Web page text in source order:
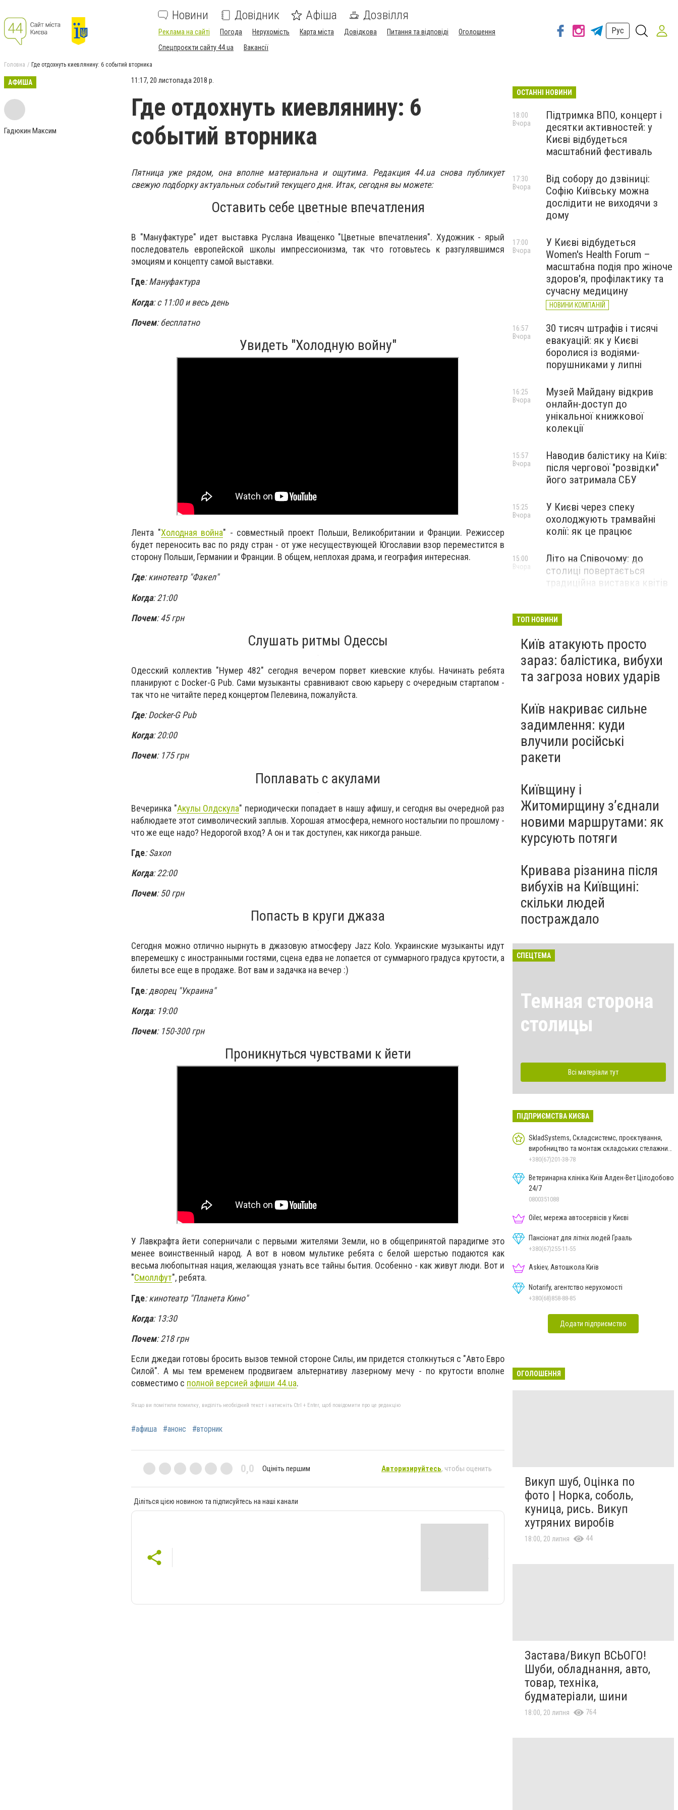
Новини Довідник Афіша Дозвілля
Реклама на сайті Погода Нерухомість Карта міста Довідкова Питання та відповіді
Оголошення
Спецпроєкти сайту 44.ua
Вакансії
Рус
Головна Где отдохнуть киевлянину: 6 событий вторника
АФИША
Гадюкин Максим
11:17, 20 листопада 2018 р.
Где отдохнуть киевлянину: 6
событий вторника
Пятница уже рядом, она вполне материальна и ощутима. Редакция 44.ua снова публикует
свежую подборку актуальных событий текущего дня. Итак, сегодня вы можете:
Оставить себе цветные впечатления
В "Мануфактуре" идет выставка Руслана Иващенко "Цветные впечатления". Художник - ярый
последователь европейской школы импрессионизма, так что готовьтесь к разгулявшимся
эмоциям и концепту самой выставки.
Где: Мануфактура
Когда: с 11:00 и весь день
Почем: бесплатно
Увидеть "Холодную войну"
Лента "Холодная война" - совместный проект Польши, Великобритании и Франции. Режиссер
будет переносить вас по ряду стран - от уже несуществующей Югославии взор переместится в
сторону Польши, Германии и Франции. В общем, неплохая драма, и география интересная.
Где: кинотеатр "Факел"
Когда: 21:00
Почем: 45 грн
Слушать ритмы Одессы
Одесский коллектив "Нумер 482" сегодня вечером порвет киевские клубы. Начинать ребята
планируют с Docker-G Pub. Сами музыканты сравнивают свою карьеру с очередным стартапом -
так что не читайте перед концертом Пелевина, пожалуйста.
Где: Docker-G Pub
Когда: 20:00
Почем: 175 грн
Поплавать с акулами
Вечеринка "Акулы Олдскула" периодически попадает в нашу афишу, и сегодня вы очередной раз
наблюдаете этот символический заплыв. Хорошая атмосфера, немного ностальгии по прошлому -
что же еще надо? Недорогой вход? А он и так доступен, как никогда раньше.
Где: Saxon
Когда: 22:00
Почем: 50 грн
Попасть в круги джаза
Сегодня можно отлично нырнуть в джазовую атмосферу Jazz Kolo. Украинские музыканты идут
вперемешку с иностранными гостями, сцена едва не лопается от суммарного градуса крутости, а
билеты все еще в продаже. Вот вам и задачка на вечер :)
Где: дворец "Украина"
Когда: 19:00
Почем: 150-300 грн
Проникнуться чувствами к йети
У Лавкрафта йети соперничали с первыми жителями Земли, но в общепринятой парадигме это
менее воинственный народ. А вот в новом мультике ребята с белой шерстью подаются как
весьма любопытная нация, желающая узнать все тайны бытия. Особенно - как живут люди. Вот и
"Смоллфут", ребята.
Где: кинотеатр "Планета Кино"
Когда: 13:30
Почем: 218 грн
Если джедаи готовы бросить вызов темной стороне Силы, им придется столкнуться с "Авто Евро
Силой". А мы тем временем продвигаем альтернативу лазерному мечу - по крутости вполне
совместимо с полной версией афиши 44.ua.
Якщо ви помітили помилку, виділіть необхідний текст і натисніть Ctrl + Enter, щоб повідомити про це редакцію
#афиша #анонс #вторник
0,0 Оцініть першим Авторизируйтесь, чтобы оценить
Діліться цією новиною та підписуйтесь на наші канали
ОСТАННІ НОВИНИ
Підтримка ВПО, концерт і
десятки активностей: у
Києві відбудеться
масштабний фестиваль
18:00
Вчора
Від собору до дзвіниці:
Софію Київську можна
дослідити не виходячи з
дому
17:30
Вчора
У Києві відбудеться
Women's Health Forum –
масштабна подія про жіноче
здоров'я, профілактику та
сучасну медицину
НОВИНИ КОМПАНІЙ
17:00
Вчора
30 тисяч штрафів і тисячі
евакуацій: як у Києві
боролися із водіями-
порушниками у липні
16:57
Вчора
Музей Майдану відкрив
онлайн-доступ до
унікальної книжкової
колекції
16:25
Вчора
Наводив балістику на Київ:
після чергової "розвідки"
його затримала СБУ
15:57
Вчора
У Києві через спеку
охолоджують трамвайні
колії: як це працює
15:25
Вчора
Літо на Співочому: до
столиці повертається
традиційна виставка квітів
15:00
Вчора
ТОП НОВИНИ
Київ атакують просто
зараз: балістика, вибухи
та загроза нових ударів
Київ накриває сильне
задимлення: куди
влучили російські
ракети
Київщину і
Житомирщину з’єднали
новими маршрутами: як
курсують потяги
Кривава різанина після
вибухів на Київщині:
скільки людей
постраждало
СПЕЦТЕМА
Темная сторона
столицы
Всі матеріали тут
ПІДПРИЄМСТВА КИЄВА
SkladSystems, Складсистемс, проєктування,
виробництво та монтаж складських стелажних
систем
+380(67)201-38-78
Ветеринарна клініка Київ Алден-Вет Цілодобово
24/7
0800351088
Oiler, мережа автосервісів у Києві
Пансіонат для літніх людей Грааль
+380(67)255-11-55
Askiev, Автошкола Київ
Notarify, агентство нерухомості
+380(68)858-88-85
Додати підприємство
ОГОЛОШЕННЯ
Викуп шуб, Оцінка по
фото | Норка, соболь,
куница, рись. Викуп
хутряних виробів
18:00, 20 липня 44
Застава/Викуп ВСЬОГО!
Шуби, обладнання, авто,
товар, техніка,
будматеріали, шини
18:00, 20 липня 764